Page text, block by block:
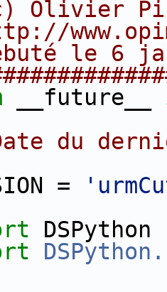
Olivier
le 6
__future__
du
=
DSPython